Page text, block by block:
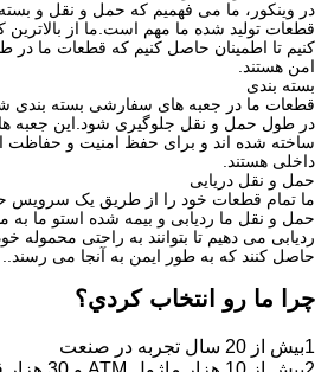
در وینکور، ما می فهمیم که حمل و نقل و بسته
قطعات تولید شده ما مهم است.ما از بالاترین
کنیم تا اطمینان حاصل کنیم که قطعات ما
امن هستند.
بسته بندی
قطعات ما در جعبه های سفارشی بسته بندی
در طول حمل و نقل جلوگیری شود.این جعبه
ساخته شده اند و برای حفظ امنیت و حفاظت
داخلی هستند.
حمل و نقل دریایی
ما تمام قطعات خود را از طریق یک سرویس
حمل و نقل ما ردیابی و بیمه شده استو ما به
ردیابی می دهیم تا بتوانند به راحتی محموله
حاصل کنند که به طور ایمن به آنجا می رسند..
چرا ما رو انتخاب کردي؟
1بیش از 20 سال تجربه در صنعت